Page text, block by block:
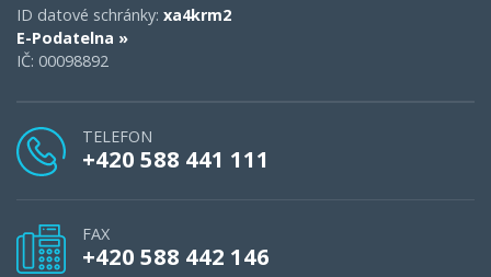
ID datové schránky: xa4krm2
E-Podatelna »
IČ: 00098892
TELEFON
+420 588 441 111
FAX
+420 588 442 146